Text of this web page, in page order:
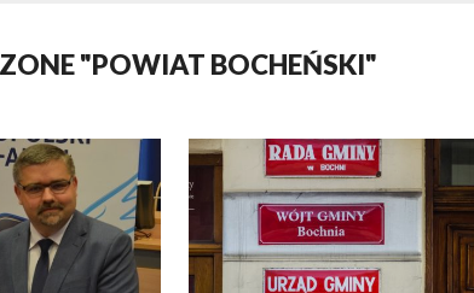
"POWIAT BOCHEŃSKI"